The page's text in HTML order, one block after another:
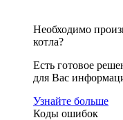
Необходимо
котла?
Есть готовое
для Вас
Узнайте больше
Коды ошибок